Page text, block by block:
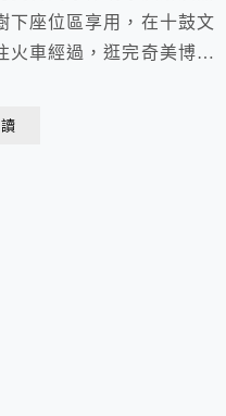
下座位區享用，在十鼓文
火車經過，逛完奇美博物